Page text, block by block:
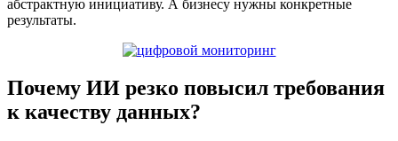
абстрактную инициативу. А бизнесу нужны конкретные
результаты.
Почему ИИ резко повысил требования
к качеству данных?